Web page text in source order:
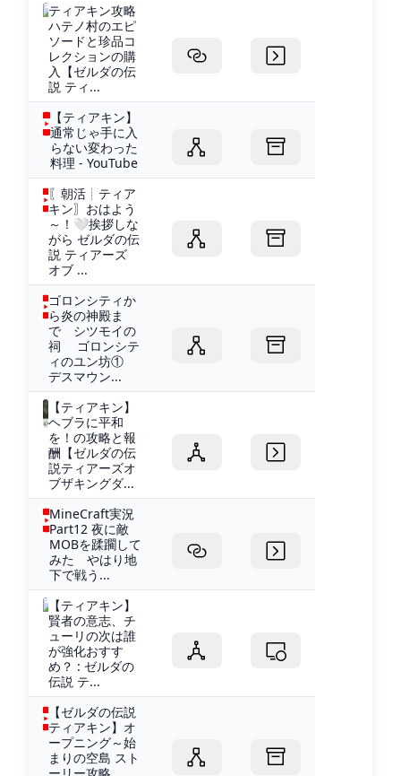
ティアキン攻略
ハテノ村のエピ
ソードと珍品コ
レクションの購
入【ゼルダの伝
説 ティ...
【ティアキン】
通常じゃ手に入
らない変わった
料理 - YouTube
〖朝活┊ティア
キン〗おはよう
～！🤍挨拶しな
がら ゼルダの伝
説 ティアーズ
オブ ...
ゴロンシティか
ら炎の神殿ま
で シツモイの
祠 ゴロンシテ
ィのユン坊①
デスマウン...
【ティアキン】
ヘブラに平和
を！の攻略と報
酬【ゼルダの伝
説ティアーズオ
ブザキングダ...
MineCraft実況
Part12 夜に敵
MOBを蹂躙して
みた やはり地
下で戦う...
【ティアキン】
賢者の意志、チ
ューリの次は誰
が強化おすす
め？ : ゼルダの
伝説 テ...
【ゼルダの伝説
ティアキン】オ
ープニング～始
まりの空島 スト